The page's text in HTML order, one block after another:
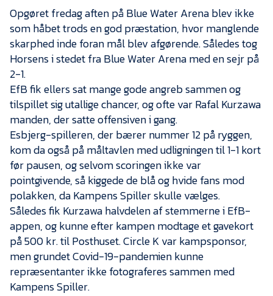
Job i EfB
Presse
Opgøret fredag aften på Blue Water Arena blev ikke
som håbet trods en god præstation, hvor manglende
skarphed inde foran mål blev afgørende. Således tog
Horsens i stedet fra Blue Water Arena med en sejr på
2-1.
EfB fik ellers sat mange gode angreb sammen og
tilspillet sig utallige chancer, og ofte var Rafal Kurzawa
manden, der satte offensiven i gang.
Esbjerg-spilleren, der bærer nummer 12 på ryggen,
kom da også på måltavlen med udligningen til 1-1 kort
før pausen, og selvom scoringen ikke var
pointgivende, så kiggede de blå og hvide fans mod
polakken, da Kampens Spiller skulle vælges.
Således fik Kurzawa halvdelen af stemmerne i EfB-
appen, og kunne efter kampen modtage et gavekort
på 500 kr. til Posthuset. Circle K var kampsponsor,
men grundet Covid-19-pandemien kunne
repræsentanter ikke fotograferes sammen med
Kampens Spiller.